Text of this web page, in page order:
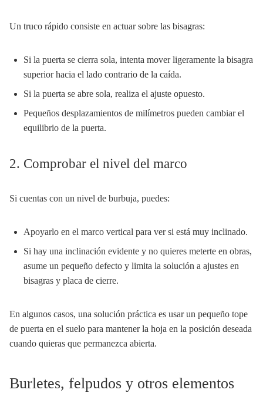
Un truco rápido consiste en actuar sobre las bisagras:
Si la puerta se cierra sola, intenta mover ligeramente la bisagra
superior hacia el lado contrario de la caída.
Si la puerta se abre sola, realiza el ajuste opuesto.
Pequeños desplazamientos de milímetros pueden cambiar el
equilibrio de la puerta.
2. Comprobar el nivel del marco
Si cuentas con un nivel de burbuja, puedes:
Apoyarlo en el marco vertical para ver si está muy inclinado.
Si hay una inclinación evidente y no quieres meterte en obras,
asume un pequeño defecto y limita la solución a ajustes en
bisagras y placa de cierre.
En algunos casos, una solución práctica es usar un pequeño tope
de puerta en el suelo para mantener la hoja en la posición deseada
cuando quieras que permanezca abierta.
Burletes, felpudos y otros elementos